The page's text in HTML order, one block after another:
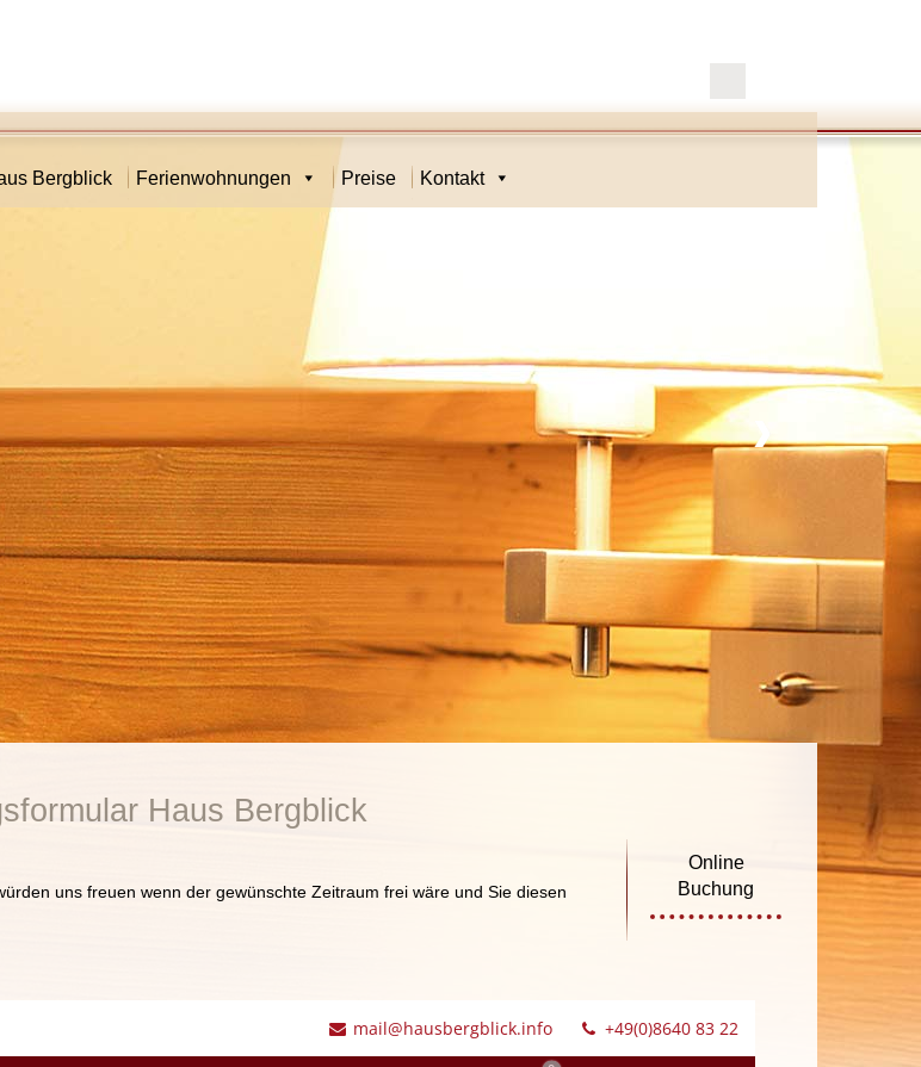
Bergblick Ferienwohnungen Preise Kontakt
Online
Buchung
Haus Bergblick
uns freuen wenn der gewünschte Zeitraum frei wäre und Sie diesen